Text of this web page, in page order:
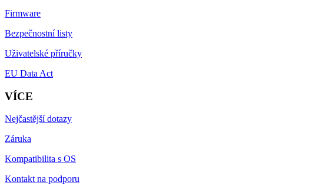
Firmware
Bezpečnostní listy
Uživatelské příručky
EU Data Act
VÍCE
Nejčastější dotazy
Záruka
Kompatibilita s OS
Kontakt na podporu